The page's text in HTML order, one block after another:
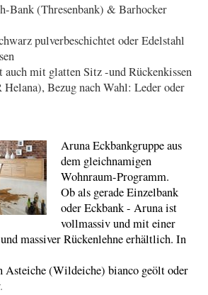
Bank (Thresenbank) & Barhocker
pulverbeschichtet oder Edelstahl
mit glatten Sitz -und Rückenkissen
Bezug nach Wahl: Leder oder
Aruna Eckbankgruppe aus
dem gleichnamigen
Wohnraum-Programm.
Ob als gerade Einzelbank
oder Eckbank - Aruna ist
vollmassiv und mit einer
massiver Rückenlehne erhältlich. In
(Wildeiche) bianco geölt oder
.